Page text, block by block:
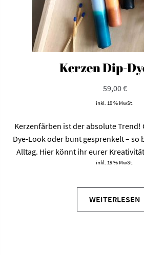
Kerzen Dip-
59,00€
inkl. 19 % MwSt.
Kerzenfärben ist der absolute Trend!
Dye-Look oder bunt gesprenkelt – so
Alltag. Hier könnt ihr eurer
inkl. 19 % MwSt.
WEITERLESEN